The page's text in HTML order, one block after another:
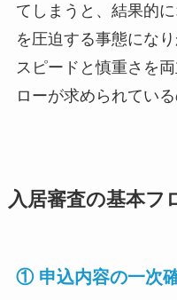
てしまうと、結果的
を圧迫する事態にな
スピードと慎重さを
ローが求められている
入居審査の基本フ
① 申込内容の一次